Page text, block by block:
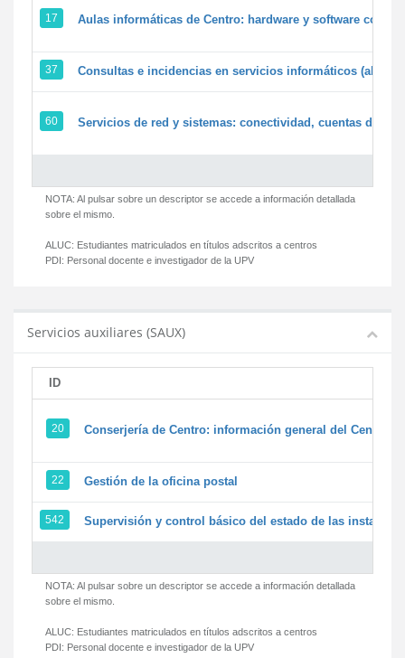
17 Aulas informáticas de Centro: hardware y software
37 Consultas e incidencias en servicios informáticos
60 Servicios de red y sistemas: conectividad, cuentas de
NOTA: Al pulsar sobre un descriptor se accede a información detallada
sobre el mismo.
ALUC: Estudiantes matriculados en títulos adscritos a centros
PDI: Personal docente e investigador de la UPV
Servicios auxiliares (SAUX)
ID
20 Conserjería de Centro: información general del Centro y
22 Gestión de la oficina postal
542 Supervisión y control básico del estado de las
NOTA: Al pulsar sobre un descriptor se accede a información detallada
sobre el mismo.
ALUC: Estudiantes matriculados en títulos adscritos a centros
PDI: Personal docente e investigador de la UPV